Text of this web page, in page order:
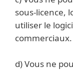
sous-licence,
utiliser le
commerciaux.
d) Vous ne